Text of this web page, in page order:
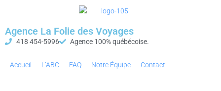
Agence La Folie des Voyages
418 454-5996 Agence 100% québécoise.
Accueil L’ABC FAQ Notre Équipe Contact